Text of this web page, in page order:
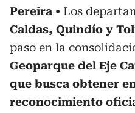
Pereira Los
Caldas, Quindío y
paso en la
Geoparque del Eje
que busca obtener
reconocimiento